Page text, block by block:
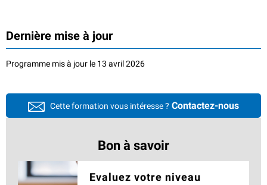
Dernière mise à jour
Programme mis à jour le 13 avril 2026
Cette formation vous intéresse ? Contactez-nous
Bon à savoir
Evaluez votre niveau